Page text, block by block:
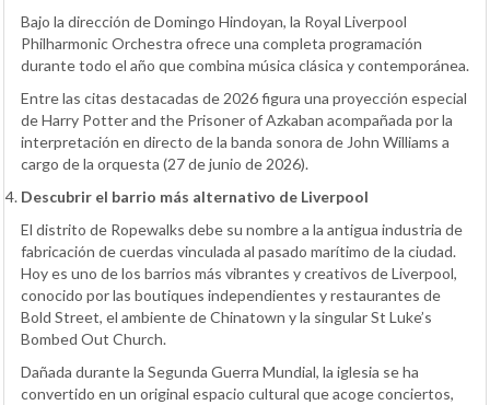
Bajo la dirección de Domingo Hindoyan, la Royal Liverpool
Philharmonic Orchestra ofrece una completa programación
durante todo el año que combina música clásica y contemporánea.
Entre las citas destacadas de 2026 figura una proyección especial
de Harry Potter and the Prisoner of Azkaban acompañada por la
interpretación en directo de la banda sonora de John Williams a
cargo de la orquesta (27 de junio de 2026).
Descubrir el barrio más alternativo de Liverpool
El distrito de Ropewalks debe su nombre a la antigua industria de
fabricación de cuerdas vinculada al pasado marítimo de la ciudad.
Hoy es uno de los barrios más vibrantes y creativos de Liverpool,
conocido por las boutiques independientes y restaurantes de
Bold Street, el ambiente de Chinatown y la singular St Luke’s
Bombed Out Church.
Dañada durante la Segunda Guerra Mundial, la iglesia se ha
convertido en un original espacio cultural que acoge conciertos,